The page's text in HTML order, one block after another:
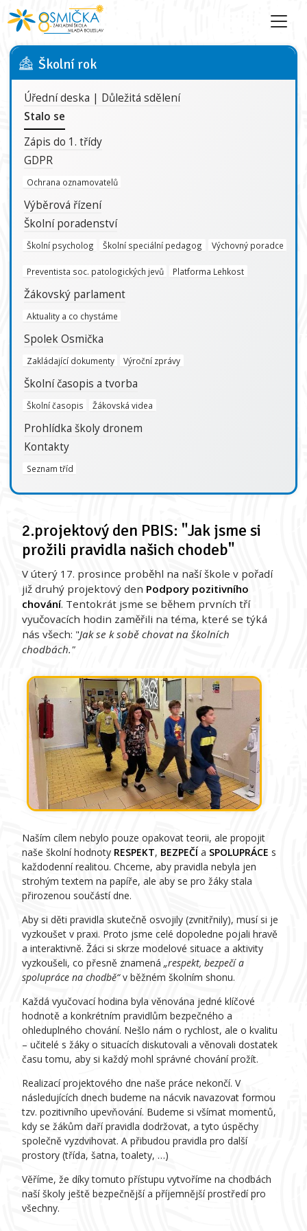
Školní rok
Úřední deska | Důležitá sdělení
Stalo se
Zápis do 1. třídy
GDPR
Ochrana oznamovatelů
Výběrová řízení
Školní poradenství
Školní psycholog Školní speciální pedagog Výchovný poradce
Preventista soc. patologických jevů Platforma Lehkost
Žákovský parlament
Aktuality a co chystáme
Spolek Osmička
Zakládající dokumenty Výroční zprávy
Školní časopis a tvorba
Školní časopis Žákovská videa
Prohlídka školy dronem
Kontakty
Seznam tříd
2.projektový den PBIS: "Jak jsme si
prožili pravidla našich chodeb"
V úterý 17. prosince proběhl na naší škole v pořadí
již druhý projektový den Podpory pozitivního
chování. Tentokrát jsme se během prvních tří
vyučovacích hodin zaměřili na téma, které se týká
nás všech: "Jak se k sobě chovat na školních
chodbách."
Naším cílem nebylo pouze opakovat teorii, ale propojit
naše školní hodnoty RESPEKT, BEZPEČÍ a SPOLUPRÁCE s
každodenní realitou. Chceme, aby pravidla nebyla jen
strohým textem na papíře, ale aby se pro žáky stala
přirozenou součástí dne.
Aby si děti pravidla skutečně osvojily (zvnitřnily), musí si je
vyzkoušet v praxi. Proto jsme celé dopoledne pojali hravě
a interaktivně. Žáci si skrze modelové situace a aktivity
vyzkoušeli, co přesně znamená„respekt, bezpečí a
spolupráce na chodbě“v běžném školním shonu.
Každá vyučovací hodina byla věnována jedné klíčové
hodnotě a konkrétním pravidlům bezpečného a
ohleduplného chování. Nešlo nám o rychlost, ale o kvalitu
– učitelé s žáky o situacích diskutovali a věnovali dostatek
času tomu, aby si každý mohl správné chování prožít.
Realizací projektového dne naše práce nekončí. V
následujících dnech budeme na nácvik navazovat formou
tzv. pozitivního upevňování. Budeme si všímat momentů,
kdy se žákům daří pravidla dodržovat, a tyto úspěchy
společně vyzdvihovat. A přibudou pravidla pro další
prostory (třída, šatna, toalety, …)
Věříme, že díky tomuto přístupu vytvoříme na chodbách
naší školy ještě bezpečnější a příjemnější prostředí pro
všechny.